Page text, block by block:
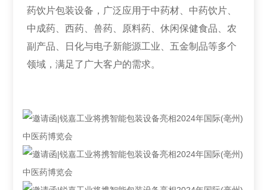
药饮片包装设备，广泛应用于中药材、中药饮片、
中成药、西药、兽药、原料药、休闲保健食品、农
副产品、日化与电子新能源工业、五金制品等多个
领域，满足了广大客户的需求。